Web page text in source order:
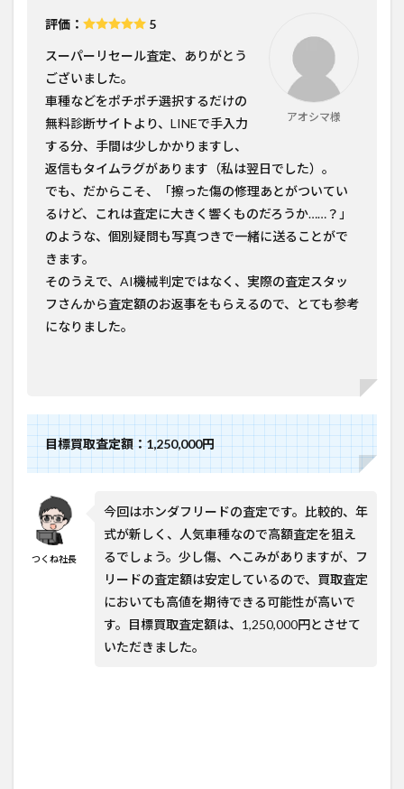
アオシマ様
評価： 5
スーパーリセール査定、ありがとう
ございました。
車種などをポチポチ選択するだけの
無料診断サイトより、LINEで手入力
する分、手間は少しかかりますし、
返信もタイムラグがあります（私は翌日でした）。
でも、だからこそ、「擦った傷の修理あとがついてい
るけど、これは査定に大きく響くものだろうか……？」
のような、個別疑問も写真つきで一緒に送ることがで
きます。
そのうえで、AI機械判定ではなく、実際の査定スタッ
フさんから査定額のお返事をもらえるので、とても参考
になりました。
目標買取査定額：1,250,000円
つくね社長
今回はホンダフリードの査定です。比較的、年
式が新しく、人気車種なので高額査定を狙え
るでしょう。少し傷、へこみがありますが、フ
リードの査定額は安定しているので、買取査定
においても高値を期待できる可能性が高いで
す。目標買取査定額は、1,250,000円とさせて
いただきました。